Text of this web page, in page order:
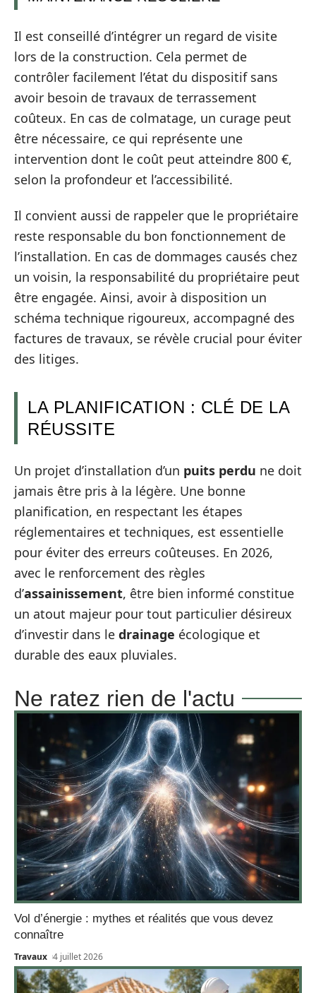
Il est conseillé d’intégrer un regard de visite
lors de la construction. Cela permet de
contrôler facilement l’état du dispositif sans
avoir besoin de travaux de terrassement
coûteux. En cas de colmatage, un curage peut
être nécessaire, ce qui représente une
intervention dont le coût peut atteindre 800 €,
selon la profondeur et l’accessibilité.
Il convient aussi de rappeler que le propriétaire
reste responsable du bon fonctionnement de
l’installation. En cas de dommages causés chez
un voisin, la responsabilité du propriétaire peut
être engagée. Ainsi, avoir à disposition un
schéma technique rigoureux, accompagné des
factures de travaux, se révèle crucial pour éviter
des litiges.
LA PLANIFICATION : CLÉ DE LA
RÉUSSITE
Un projet d’installation d’un puits perdu ne doit
jamais être pris à la légère. Une bonne
planification, en respectant les étapes
réglementaires et techniques, est essentielle
pour éviter des erreurs coûteuses. En 2026,
avec le renforcement des règles
d’assainissement, être bien informé constitue
un atout majeur pour tout particulier désireux
d’investir dans le drainage écologique et
durable des eaux pluviales.
Ne ratez rien de l'actu
Vol d’énergie : mythes et réalités que vous devez
connaître
Travaux 4 juillet 2026